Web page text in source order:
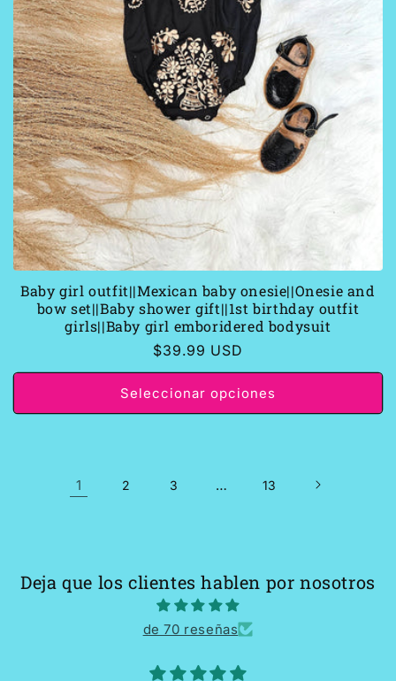
Baby girl outfit||Mexican baby onesie||Onesie and
bow set||Baby shower gift||1st birthday outfit
girls||Baby girl emboridered bodysuit
Precio
habitual
$39.99 USD
Seleccionar opciones
1 2 3 … 13
Deja que los clientes hablen por nosotros
de 70 reseñas